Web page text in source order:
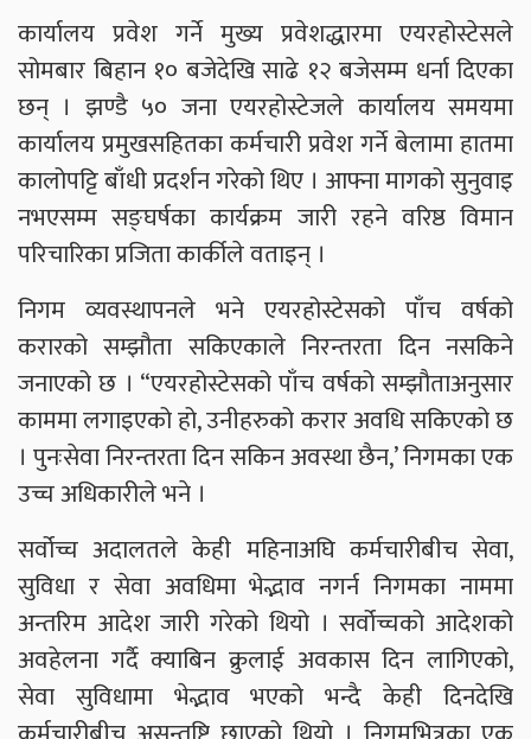
कार्यालय प्रवेश गर्ने मुख्य प्रवेशद्धारमा एयरहोस्टेसले
सोमबार बिहान १० बजेदेखि साढे १२ बजेसम्म धर्ना दिएका
छन् । झण्डै ५० जना एयरहोस्टेजले कार्यालय समयमा
कार्यालय प्रमुखसहितका कर्मचारी प्रवेश गर्ने बेलामा हातमा
कालोपट्टि बाँधी प्रदर्शन गरेको थिए । आफ्ना मागको सुनुवाइ
नभएसम्म सङ्घर्षका कार्यक्रम जारी रहने वरिष्ठ विमान
परिचारिका प्रजिता कार्कीले वताइन् ।
निगम व्यवस्थापनले भने एयरहोस्टेसको पाँच वर्षको
करारको सम्झौता सकिएकाले निरन्तरता दिन नसकिने
जनाएको छ । “एयरहोस्टेसको पाँच वर्षको सम्झौताअनुसार
काममा लगाइएको हो, उनीहरुको करार अवधि सकिएको छ
। पुनःसेवा निरन्तरता दिन सकिन अवस्था छैन,’ निगमका एक
उच्च अधिकारीले भने ।
सर्वोच्च अदालतले केही महिनाअघि कर्मचारीबीच सेवा,
सुविधा र सेवा अवधिमा भेद्भाव नगर्न निगमका नाममा
अन्तरिम आदेश जारी गरेको थियो । सर्वोच्चको आदेशको
अवहेलना गर्दै क्याबिन क्रुलाई अवकास दिन लागिएको,
सेवा सुविधामा भेद्भाव भएको भन्दै केही दिनदेखि